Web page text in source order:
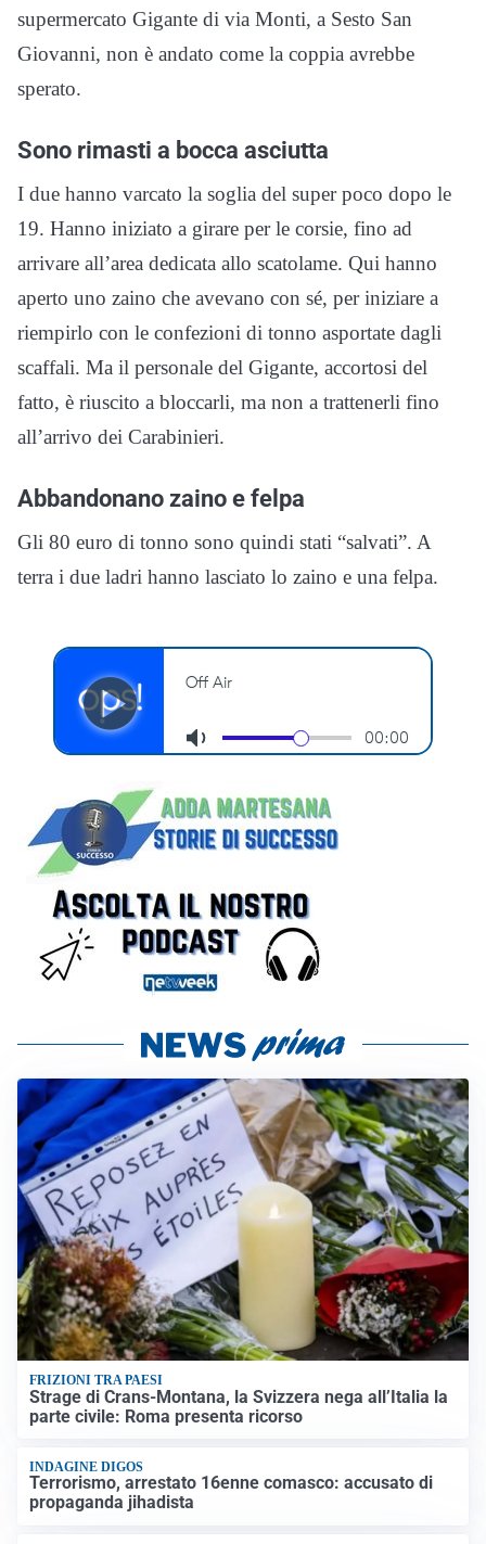
supermercato Gigante di via Monti, a Sesto San
Giovanni, non è andato come la coppia avrebbe
sperato.
Sono rimasti a bocca asciutta
I due hanno varcato la soglia del super poco dopo le
19. Hanno iniziato a girare per le corsie, fino ad
arrivare all’area dedicata allo scatolame. Qui hanno
aperto uno zaino che avevano con sé, per iniziare a
riempirlo con le confezioni di tonno asportate dagli
scaffali. Ma il personale del Gigante, accortosi del
fatto, è riuscito a bloccarli, ma non a trattenerli fino
all’arrivo dei Carabinieri.
Abbandonano zaino e felpa
Gli 80 euro di tonno sono quindi stati “salvati”. A
terra i due ladri hanno lasciato lo zaino e una felpa.
FRIZIONI TRA PAESI
Strage di Crans-Montana, la Svizzera nega all’Italia la
parte civile: Roma presenta ricorso
INDAGINE DIGOS
Terrorismo, arrestato 16enne comasco: accusato di
propaganda jihadista